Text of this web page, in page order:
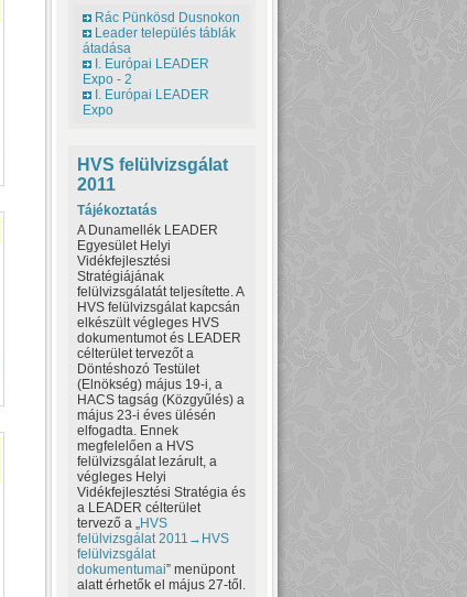
Rác Pünkösd Dusnokon
Leader település táblák
átadása
I. Európai LEADER
Expo - 2
I. Európai LEADER
Expo
HVS felülvizsgálat
2011
Tájékoztatás
A Dunamellék LEADER
Egyesület Helyi
Vidékfejlesztési
Stratégiájának
felülvizsgálatát teljesítette. A
HVS felülvizsgálat kapcsán
elkészült végleges HVS
dokumentumot és LEADER
célterület tervezőt a
Döntéshozó Testület
(Elnökség) május 19-i, a
HACS tagság (Közgyűlés) a
május 23-i éves ülésén
elfogadta. Ennek
megfelelően a HVS
felülvizsgálat lezárult, a
végleges Helyi
Vidékfejlesztési Stratégia és
a LEADER célterület
tervező a „HVS
felülvizsgálat 2011→HVS
felülvizsgálat
dokumentumai” menüpont
alatt érhetők el május 27-től.